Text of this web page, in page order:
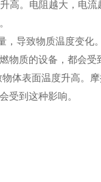
高。电阻越大，电流
，导致物质温度变化
物质的设备，都会受
体表面温度升高。
受到这种影响。